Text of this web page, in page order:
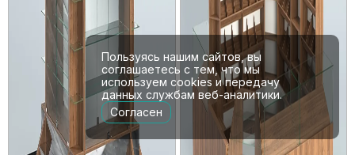
Пользуясь нашим сайтов, вы
соглашаетесь с тем, что мы
используем cookies и передачу
данных службам веб-аналитики.
Согласен